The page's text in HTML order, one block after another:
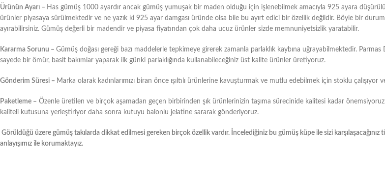
Ürünün Ayarı – Has gümüş 1000 ayardır ancak gümüş yumuşak bir maden olduğu için işlenebilmek amacıyla 925 ayara
ürünler piyasaya sürülmektedir ve ne yazık ki 925 ayar damgası üründe olsa bile bu ayırt edici bir özellik değildir. Böyle bir
ayırabilirsiniz. Gümüş değerli bir madendir ve piyasa fiyatından çok daha ucuz ürünler sizde memnuniyetsizlik yaratabilir.
Kararma Sorunu – Gümüş doğası gereği bazı maddelerle tepkimeye girerek zamanla parlaklık kaybına uğrayabilmektedir.
sayede bir ömür, basit bakımlar yaparak ilk günki parlaklığında kullanabileceğiniz üst kalite ürünler üretiyoruz.
Gönderim Süresi – Marka olarak kadınlarımızı biran önce ışıltılı ürünlerine kavuşturmak ve mutlu edebilmek için stoklu
Paketleme – Özenle üretilen ve birçok aşamadan geçen birbirinden şık ürünlerinizin taşıma sürecinide kalitesi kadar
kaliteli kutusuna yerleştiriyor daha sonra kutuyu balonlu jelatine sararak gönderiyoruz.
Görüldüğü üzere gümüş takılarda dikkat edilmesi gereken birçok özellik vardır. İncelediğiniz bu gümüş küpe ile sizi
anlayışımız ile korumaktayız.